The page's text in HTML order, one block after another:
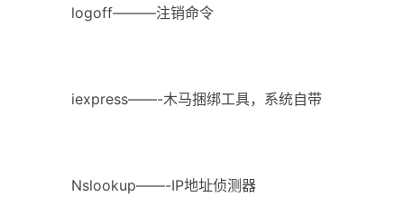
logoff———注销命令
iexpress——-木马捆绑工具，系统自带
Nslookup——-IP地址侦测器